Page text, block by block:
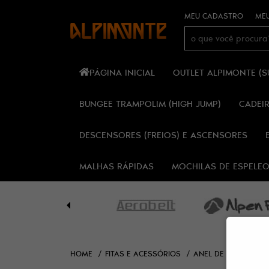
MEU CADASTRO
PÁGINA INICIAL OUTLET ALPIMONTE
BUNGEE TRAMPOLIM (HIGH JUMP)
DESCENSORES (FREIOS) E ASCENSORES
MALHAS RÁPIDAS MOCHILAS DE
HOME FITAS E ACESSÓRIOS ANEL DE FITA